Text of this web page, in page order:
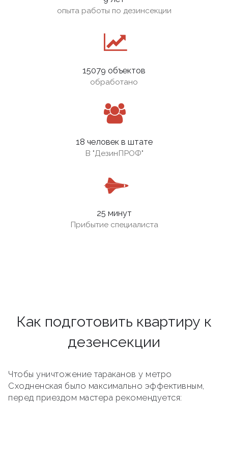
опыта работы по дезинсекции
15079 объектов
обработано
18 человек в штате
В "ДезинПРОФ"
25 минут
Прибытие специалиста
Как подготовить квартиру к
дезенсекции
Чтобы уничтожение тараканов у метро
Сходненская было максимально эффективным,
перед приездом мастера рекомендуется: